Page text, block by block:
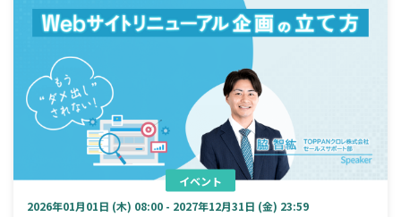
イベント
2026年01月01日 (木) 08:00 - 2027年12月31日 (金) 23:59